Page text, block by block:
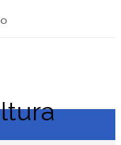
Soundcloud
Youtube